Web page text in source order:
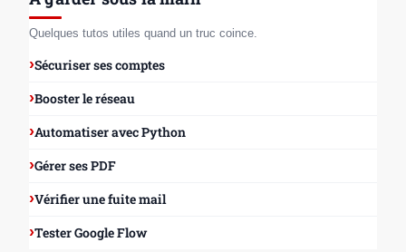
Quelques tutos utiles quand un truc coince.
Sécuriser ses comptes
Booster le réseau
Automatiser avec Python
Gérer ses PDF
Vérifier une fuite mail
Tester Google Flow